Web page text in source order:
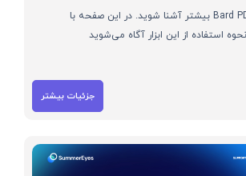
با هوش مصنوعی Bard PDF بیشتر آشنا شوید. در این صفحه با
استفاده از این ابزار آگاه می‌شوید
جزئیات بیشتر